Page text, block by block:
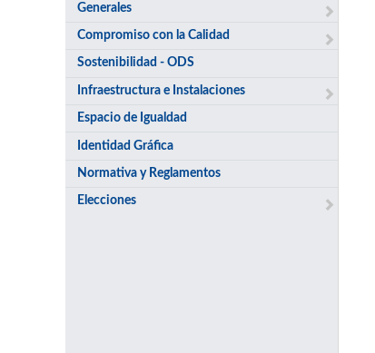
Generales
Compromiso con la Calidad
Sostenibilidad - ODS
Infraestructura e Instalaciones
Espacio de Igualdad
Identidad Gráfica
Normativa y Reglamentos
Elecciones